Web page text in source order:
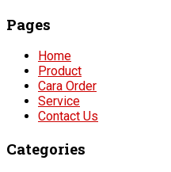
Pages
Home
Product
Cara Order
Service
Contact Us
Categories